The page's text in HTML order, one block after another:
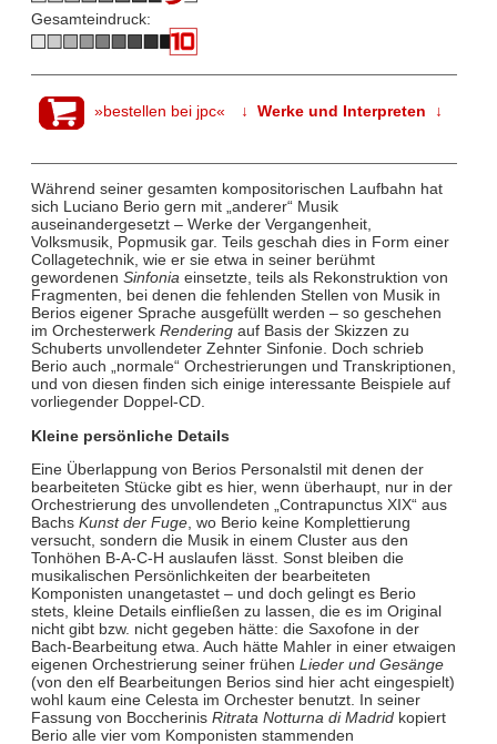
Gesamteindruck:
»bestellen bei jpc« ↓ Werke und Interpreten ↓
Während seiner gesamten kompositorischen Laufbahn hat
sich Luciano Berio gern mit „anderer“ Musik
auseinandergesetzt – Werke der Vergangenheit,
Volksmusik, Popmusik gar. Teils geschah dies in Form einer
Collagetechnik, wie er sie etwa in seiner berühmt
gewordenen Sinfoniaeinsetzte, teils als Rekonstruktion von
Fragmenten, bei denen die fehlenden Stellen von Musik in
Berios eigener Sprache ausgefüllt werden – so geschehen
im Orchesterwerk Renderingauf Basis der Skizzen zu
Schuberts unvollendeter Zehnter Sinfonie. Doch schrieb
Berio auch „normale“ Orchestrierungen und Transkriptionen,
und von diesen finden sich einige interessante Beispiele auf
vorliegender Doppel-CD.
Kleine persönliche Details
Eine Überlappung von Berios Personalstil mit denen der
bearbeiteten Stücke gibt es hier, wenn überhaupt, nur in der
Orchestrierung des unvollendeten „Contrapunctus XIX“ aus
Bachs Kunst der Fuge, wo Berio keine Komplettierung
versucht, sondern die Musik in einem Cluster aus den
Tonhöhen B-A-C-H auslaufen lässt. Sonst bleiben die
musikalischen Persönlichkeiten der bearbeiteten
Komponisten unangetastet – und doch gelingt es Berio
stets, kleine Details einfließen zu lassen, die es im Original
nicht gibt bzw. nicht gegeben hätte: die Saxofone in der
Bach-Bearbeitung etwa. Auch hätte Mahler in einer etwaigen
eigenen Orchestrierung seiner frühen Lieder und Gesänge
(von den elf Bearbeitungen Berios sind hier acht eingespielt)
wohl kaum eine Celesta im Orchester benutzt. In seiner
Fassung von Boccherinis Ritrata Notturna di Madrid kopiert
Berio alle vier vom Komponisten stammenden